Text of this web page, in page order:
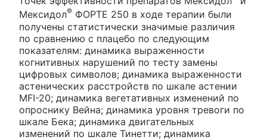
Мексидол® ФОРТЕ 250 в ходе терапии были
получены статистически значимые различия
по сравнению с плацебо по следующим
показателям: динамика выраженности
когнитивных нарушений по тесту замены
цифровых символов; динамика выраженности
астенических расстройств по шкале астении
MFI-20; динамика вегетативных изменений по
опроснику Вейна; динамика уровня тревоги по
шкале Бека; динамика двигательных
изменений по шкале Тинетти; динамика